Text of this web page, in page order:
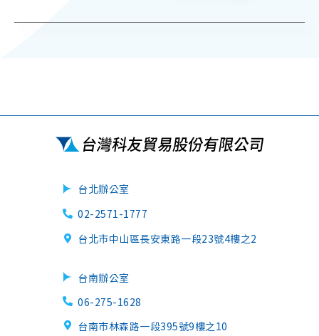
台北辦公室
02-2571-1777
台北市中山區長安東路一段23號4樓之2
台南辦公室
06-275-1628
台南市林森路一段395號9樓之10